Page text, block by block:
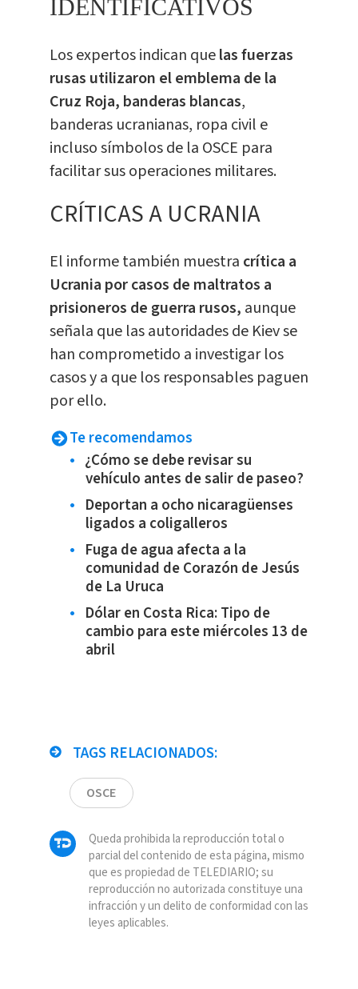
IDENTIFICATIVOS
Los expertos indican quelas fuerzas
rusas utilizaron el emblema de la
Cruz Roja, banderas blancas,
banderas ucranianas, ropa civil e
incluso símbolos de la OSCE para
facilitar sus operaciones militares.
CRÍTICAS A UCRANIA
El informe también muestra crítica a
Ucrania por casos de maltratos a
prisioneros de guerra rusos, aunque
señala que las autoridades de Kiev se
han comprometido a investigar los
casos y a que los responsables paguen
por ello.
Te recomendamos
¿Cómo se debe revisar su
vehículo antes de salir de paseo?
Deportan a ocho nicaragüenses
ligados a coligalleros
Fuga de agua afecta a la
comunidad de Corazón de Jesús
de La Uruca
Dólar en Costa Rica: Tipo de
cambio para este miércoles 13 de
abril
TAGS RELACIONADOS:
OSCE
Queda prohibida la reproducción total o
parcial del contenido de esta página, mismo
que es propiedad de TELEDIARIO; su
reproducción no autorizada constituye una
infracción y un delito de conformidad con las
leyes aplicables.